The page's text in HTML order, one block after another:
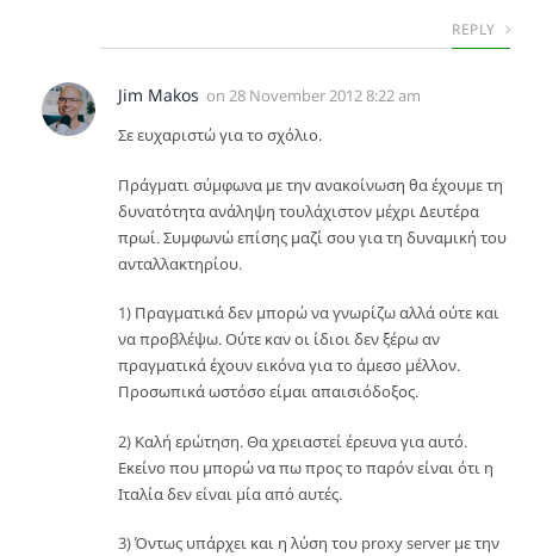
REPLY
Jim Makos on 28 November 2012 8:22 am
Σε ευχαριστώ για το σχόλιο.
Πράγματι σύμφωνα με την ανακοίνωση θα έχουμε τη
δυνατότητα ανάληψη τουλάχιστον μέχρι Δευτέρα
πρωί. Συμφωνώ επίσης μαζί σου για τη δυναμική του
ανταλλακτηρίου.
1) Πραγματικά δεν μπορώ να γνωρίζω αλλά ούτε και
να προβλέψω. Ούτε καν οι ίδιοι δεν ξέρω αν
πραγματικά έχουν εικόνα για το άμεσο μέλλον.
Προσωπικά ωστόσο είμαι απαισιόδοξος.
2) Καλή ερώτηση. Θα χρειαστεί έρευνα για αυτό.
Εκείνο που μπορώ να πω προς το παρόν είναι ότι η
Ιταλία δεν είναι μία από αυτές.
3) Όντως υπάρχει και η λύση του proxy server με την